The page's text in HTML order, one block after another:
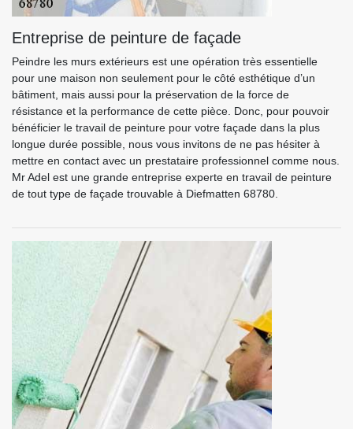
Entreprise de peinture de façade
Peindre les murs extérieurs est une opération très essentielle
pour une maison non seulement pour le côté esthétique d’un
bâtiment, mais aussi pour la préservation de la force de
résistance et la performance de cette pièce. Donc, pour pouvoir
bénéficier le travail de peinture pour votre façade dans la plus
longue durée possible, nous vous invitons de ne pas hésiter à
mettre en contact avec un prestataire professionnel comme nous.
Mr Adel est une grande entreprise experte en travail de peinture
de tout type de façade trouvable à Diefmatten 68780.